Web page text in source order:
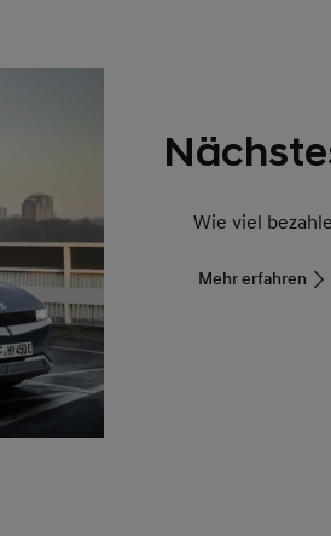
Wie viel
Mehr erfahren